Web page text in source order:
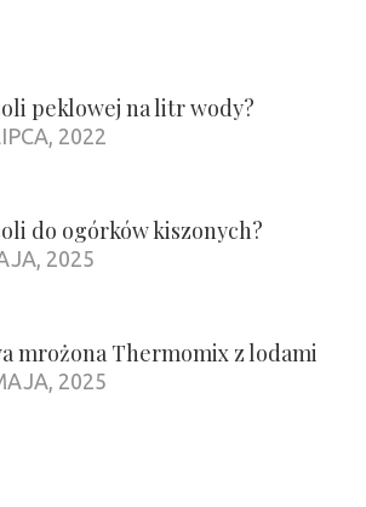
peklowej na litr wody?
2022
do ogórków kiszonych?
2025
mrożona Thermomix z lodami
2025